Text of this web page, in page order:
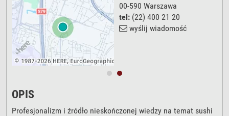
00-590 Warszawa
tel: (22) 400 21 20
wyślij wiadomość
OPIS
Profesjonalizm i źródło nieskończonej wiedzy na temat sushi